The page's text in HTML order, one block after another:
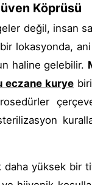
Köprüsü
değil, insan
lokasyonda,
haline gelebilir.
eczane kurye
yüksek bir